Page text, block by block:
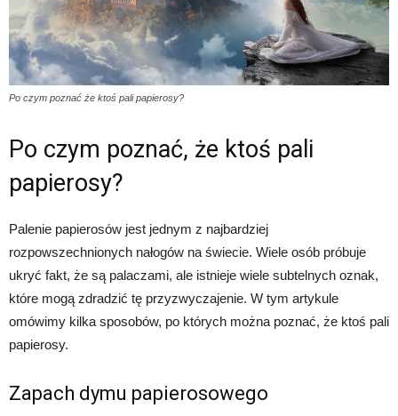
Po czym poznać że ktoś pali papierosy?
Po czym poznać, że ktoś pali
papierosy?
Palenie papierosów jest jednym z najbardziej
rozpowszechnionych nałogów na świecie. Wiele osób próbuje
ukryć fakt, że są palaczami, ale istnieje wiele subtelnych oznak,
które mogą zdradzić tę przyzwyczajenie. W tym artykule
omówimy kilka sposobów, po których można poznać, że ktoś pali
papierosy.
Zapach dymu papierosowego